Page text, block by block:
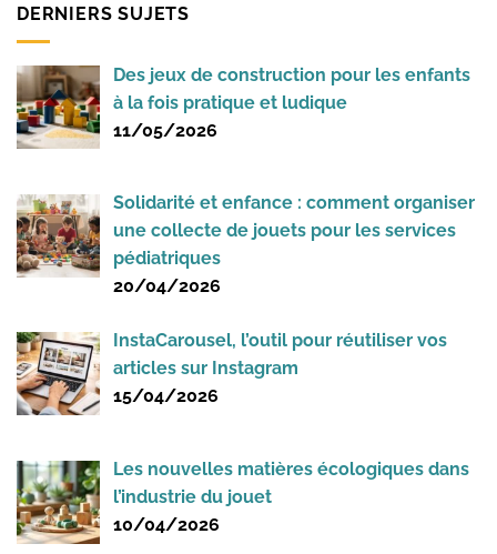
DERNIERS SUJETS
Des jeux de construction pour les enfants
à la fois pratique et ludique
11/05/2026
Solidarité et enfance : comment organiser
une collecte de jouets pour les services
pédiatriques
20/04/2026
InstaCarousel, l’outil pour réutiliser vos
articles sur Instagram
15/04/2026
Les nouvelles matières écologiques dans
l’industrie du jouet
10/04/2026